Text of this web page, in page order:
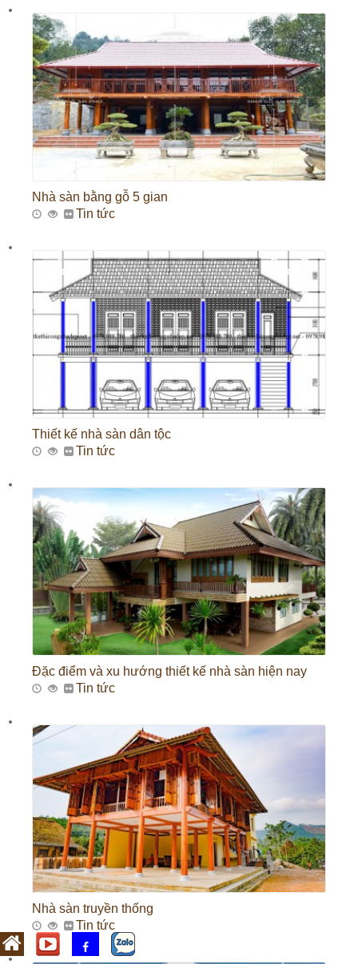
Nhà sàn bằng gỗ 5 gian
Tin tức
Thiết kế nhà sàn dân tộc
Tin tức
Đặc điểm và xu hướng thiết kế nhà sàn hiện nay
Tin tức
Nhà sàn truyền thống
Tin tức